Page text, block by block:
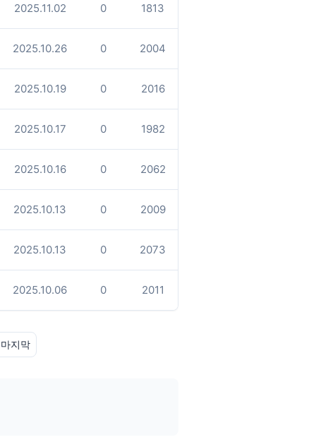
2025.11.02 0 1813
2025.10.26 0 2004
2025.10.19 0 2016
2025.10.17 0 1982
2025.10.16 0 2062
2025.10.13 0 2009
2025.10.13 0 2073
2025.10.06 0 2011
마지막